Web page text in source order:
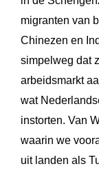
migranten van
Chinezen en
simpelweg dat
arbeidsmarkt
wat
instorten. Van
waarin we
uit landen als